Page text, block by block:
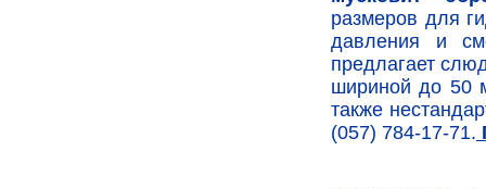
размеров для
давления и
предлагает
шириной до 50
также
(057) 784-17-71.